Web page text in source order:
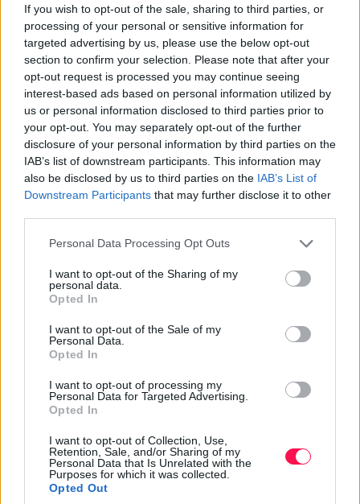
If you wish to opt-out of the sale, sharing to third parties, or
processing of your personal or sensitive information for
targeted advertising by us, please use the below opt-out
section to confirm your selection. Please note that after your
opt-out request is processed you may continue seeing
interest-based ads based on personal information utilized by
us or personal information disclosed to third parties prior to
your opt-out. You may separately opt-out of the further
disclosure of your personal information by third parties on the
IAB’s list of downstream participants. This information may
also be disclosed by us to third parties on the IAB’s List of
Downstream Participants that may further disclose it to other
Please note that this website/app uses one or more Google
not limited to your visit or usage behaviour. You may click to
grant or deny consent to Google and its third-party tags to
use your data for below specified purposes in below Google
consent section.
Personal Data Processing Opt Outs
I want to opt-out of the Sharing of my
personal data.
Opted In
I want to opt-out of the Sale of my
Personal Data.
Opted In
I want to opt-out of processing my
Personal Data for Targeted Advertising.
Opted In
I want to opt-out of Collection, Use,
Retention, Sale, and/or Sharing of my
Personal Data that Is Unrelated with the
Purposes for which it was collected.
Opted Out
dallal és jókívánságokkal történt.
Az aratóünnepek hagyománya szerint a részesaratók
az aratás befejezése után gabonakalászból és mezei
virágokból koszorút fontak, majd azt ünnepi menetben
vitték átadni.
7. Meglocsolták az aratókoszorút
vivő lányt
Mai szemmel különösnek tűnhet, hogy az
esővarázsló képzetek álltak. A víz az életet, a
növekedést és a következő évi termést biztosító
A koszorúvivő meglocsolásával azt kívánhatták, hogy a
ismét bőséges gabona teremjen.
A hagyomány természetesen tréfás eseményként is
működött. A koszorút vivő fiatal nő vagy lány
valószínűleg számított a locsolásra, a közösség pedig
nevetéssel, énekkel kísérte a jelenetet.